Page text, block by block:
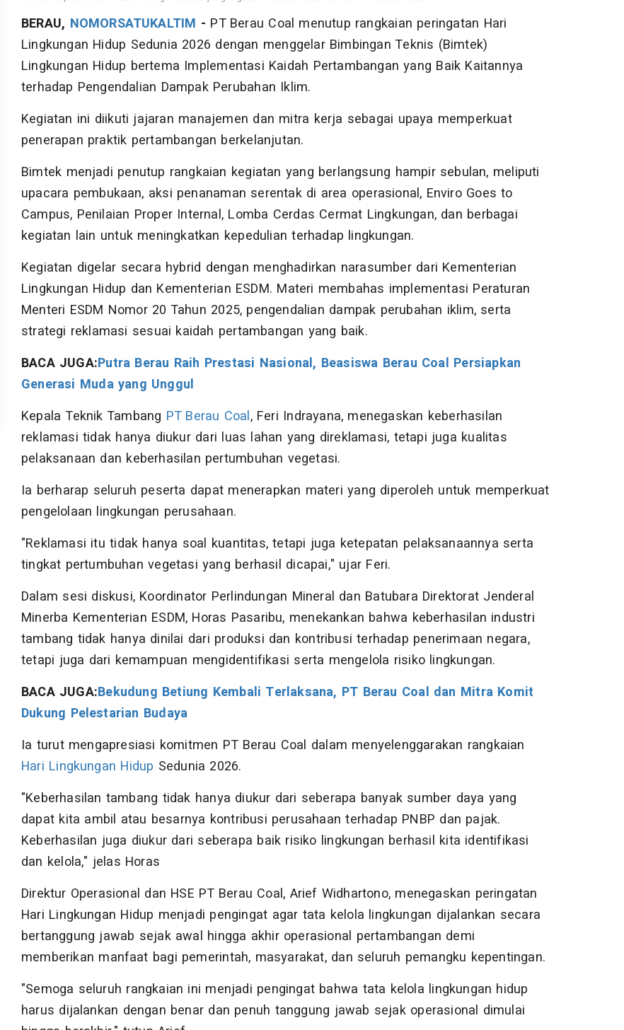
BERAU, NOMORSATUKALTIM - PT Berau Coal menutup rangkaian peringatan Hari
Lingkungan Hidup Sedunia 2026 dengan menggelar Bimbingan Teknis (Bimtek)
Lingkungan Hidup bertema Implementasi Kaidah Pertambangan yang Baik Kaitannya
terhadap Pengendalian Dampak Perubahan Iklim.
Kegiatan ini diikuti jajaran manajemen dan mitra kerja sebagai upaya memperkuat
penerapan praktik pertambangan berkelanjutan.
Bimtek menjadi penutup rangkaian kegiatan yang berlangsung hampir sebulan, meliputi
upacara pembukaan, aksi penanaman serentak di area operasional, Enviro Goes to
Campus, Penilaian Proper Internal, Lomba Cerdas Cermat Lingkungan, dan berbagai
kegiatan lain untuk meningkatkan kepedulian terhadap lingkungan.
Kegiatan digelar secara hybrid dengan menghadirkan narasumber dari Kementerian
Lingkungan Hidup dan Kementerian ESDM. Materi membahas implementasi Peraturan
Menteri ESDM Nomor 20 Tahun 2025, pengendalian dampak perubahan iklim, serta
strategi reklamasi sesuai kaidah pertambangan yang baik.
BACA JUGA:Putra Berau Raih Prestasi Nasional, Beasiswa Berau Coal Persiapkan
Generasi Muda yang Unggul
Kepala Teknik Tambang PT Berau Coal, Feri Indrayana, menegaskan keberhasilan
reklamasi tidak hanya diukur dari luas lahan yang direklamasi, tetapi juga kualitas
pelaksanaan dan keberhasilan pertumbuhan vegetasi.
Ia berharap seluruh peserta dapat menerapkan materi yang diperoleh untuk memperkuat
pengelolaan lingkungan perusahaan.
"Reklamasi itu tidak hanya soal kuantitas, tetapi juga ketepatan pelaksanaannya serta
tingkat pertumbuhan vegetasi yang berhasil dicapai," ujar Feri.
Dalam sesi diskusi, Koordinator Perlindungan Mineral dan Batubara Direktorat Jenderal
Minerba Kementerian ESDM, Horas Pasaribu, menekankan bahwa keberhasilan industri
tambang tidak hanya dinilai dari produksi dan kontribusi terhadap penerimaan negara,
tetapi juga dari kemampuan mengidentifikasi serta mengelola risiko lingkungan.
BACA JUGA:Bekudung Betiung Kembali Terlaksana, PT Berau Coal dan Mitra Komit
Dukung Pelestarian Budaya
Ia turut mengapresiasi komitmen PT Berau Coal dalam menyelenggarakan rangkaian
Hari Lingkungan Hidup Sedunia 2026.
"Keberhasilan tambang tidak hanya diukur dari seberapa banyak sumber daya yang
dapat kita ambil atau besarnya kontribusi perusahaan terhadap PNBP dan pajak.
Keberhasilan juga diukur dari seberapa baik risiko lingkungan berhasil kita identifikasi
dan kelola," jelas Horas
Direktur Operasional dan HSE PT Berau Coal, Arief Widhartono, menegaskan peringatan
Hari Lingkungan Hidup menjadi pengingat agar tata kelola lingkungan dijalankan secara
bertanggung jawab sejak awal hingga akhir operasional pertambangan demi
memberikan manfaat bagi pemerintah, masyarakat, dan seluruh pemangku kepentingan.
"Semoga seluruh rangkaian ini menjadi pengingat bahwa tata kelola lingkungan hidup
harus dijalankan dengan benar dan penuh tanggung jawab sejak operasional dimulai